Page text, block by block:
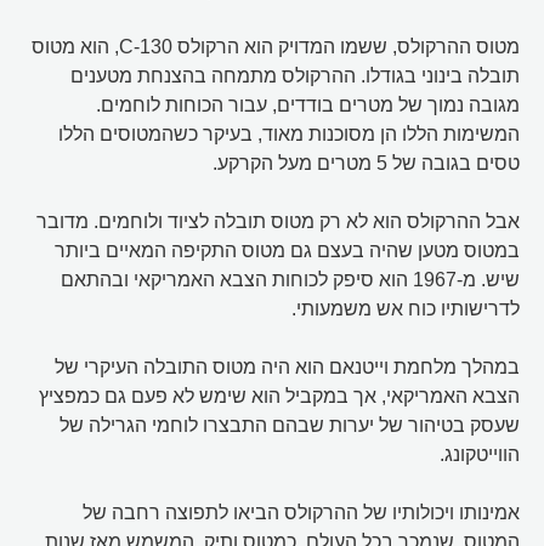
מטוס ההרקולס, ששמו המדויק הוא הרקולס C-130, הוא מטוס
תובלה בינוני בגודלו. ההרקולס מתמחה בהצנחת מטענים
מגובה נמוך של מטרים בודדים, עבור הכוחות לוחמים.
המשימות הללו הן מסוכנות מאוד, בעיקר כשהמטוסים הללו
טסים בגובה של 5 מטרים מעל הקרקע.
אבל ההרקולס הוא לא רק מטוס תובלה לציוד ולוחמים. מדובר
במטוס מטען שהיה בעצם גם מטוס התקיפה המאיים ביותר
שיש. מ-1967 הוא סיפק לכוחות הצבא האמריקאי ובהתאם
לדרישותיו כוח אש משמעותי.
במהלך מלחמת וייטנאם הוא היה מטוס התובלה העיקרי של
הצבא האמריקאי, אך במקביל הוא שימש לא פעם גם כמפציץ
שעסק בטיהור של יערות שבהם התבצרו לוחמי הגרילה של
הווייטקונג.
אמינותו ויכולותיו של ההרקולס הביאו לתפוצה רחבה של
המטוס, שנמכר בכל העולם. כמטוס ותיק, המשמש מאז שנות